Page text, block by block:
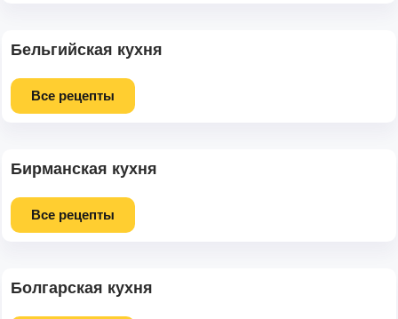
Бельгийская кухня
Все рецепты
Бирманская кухня
Все рецепты
Болгарская кухня